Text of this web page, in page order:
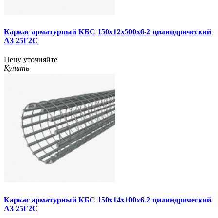
Каркас арматурный КБС 150х12х500х6-2 цилиндрический
А3 25Г2С
Цену уточняйте
Купить
Каркас арматурный КБС 150х14х100х6-2 цилиндрический
А3 25Г2С